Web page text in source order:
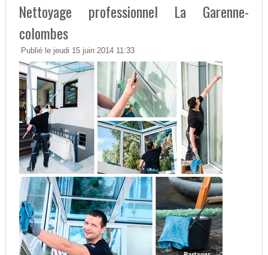
Nettoyage professionnel La Garenne-
colombes
Publié le jeudi 15 juin 2014 11:33